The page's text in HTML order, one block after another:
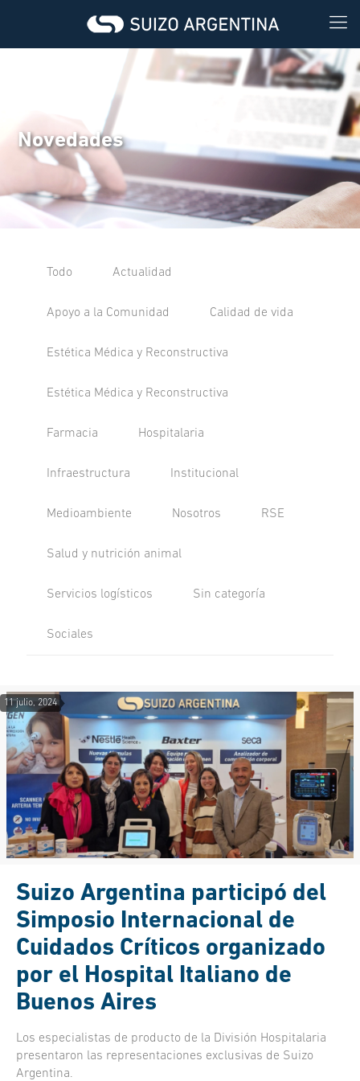
Novedades
Todo Actualidad
Apoyo a la Comunidad Calidad de vida
Estética Médica y Reconstructiva
Estética Médica y Reconstructiva
Farmacia Hospitalaria
Infraestructura Institucional
Medioambiente Nosotros RSE
Salud y nutrición animal
Servicios logísticos Sin categoría
Sociales
11 julio, 2024
Suizo Argentina participó del
Simposio Internacional de
Cuidados Críticos organizado
por el Hospital Italiano de
Buenos Aires
Los especialistas de producto de la División Hospitalaria
presentaron las representaciones exclusivas de Suizo
Argentina.